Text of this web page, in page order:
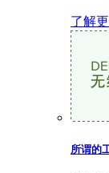
了解
所谓的